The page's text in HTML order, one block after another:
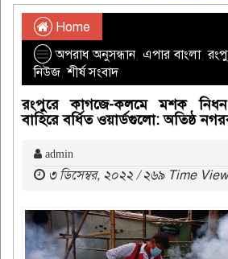
Home
অপরাধ অনুসন্ধান, এপার বাংলা,
নিউজ,শীর্ষ সংবাদ
রংপুরে কাগজে-কলমে মশক নিধন
বাহিরে বর্ধিত ওয়ার্ডগুলো: অতিষ্ঠ
admin
৩ ডিসেম্বর, ২০২২ / ২৬৯ Time View